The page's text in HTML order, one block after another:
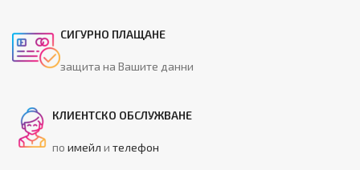
СИГУРНО ПЛАЩАНЕ
защита на Вашите данни
КЛИЕНТСКО ОБСЛУЖВАНЕ
поимейл ителефон